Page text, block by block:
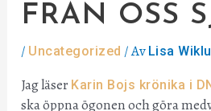
FRÅN OSS
/ Uncategorized / Av Lisa
Jag läser Karin Bojs krönika i
ska öppna ögonen och göra